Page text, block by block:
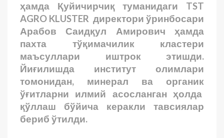
ҳамда Қуйичирчиқ туманидаги TST
AGRO KLUSTER директори ўринбосари
Арабов Саидқул Амирович ҳамда
пахта тўқимачилик кластери
маъсуллари иштрок этишди.
Йиғилишда институт олимлари
томонидан, минерал ва органик
ўғитларни илмий асосланган ҳолда
қўллаш бўйича керакли тавсиялар
бериб ўтилди.